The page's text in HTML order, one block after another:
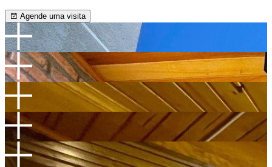
Agende uma visita